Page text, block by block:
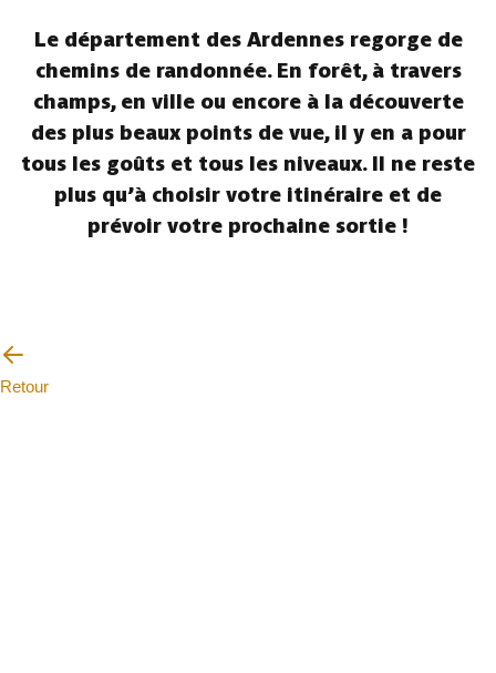
Le département des Ardennes regorge de
chemins de randonnée. En forêt, à travers
champs, en ville ou encore à la découverte
des plus beaux points de vue, il y en a pour
tous les goûts et tous les niveaux. Il ne reste
plus qu’à choisir votre itinéraire et de
prévoir votre prochaine sortie !
Retour